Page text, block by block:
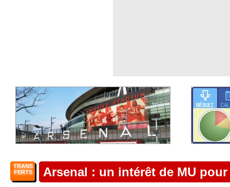
TRANS
FERTS
Arsenal : un intérêt de MU